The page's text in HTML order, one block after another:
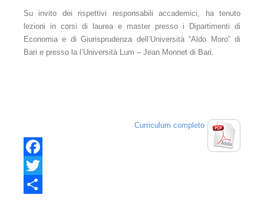
Regolamento
Servizi di segreteria
Su invito dei rispettivi responsabili accademici, ha tenuto
lezioni in corsi di laurea e master presso i Dipartimenti di
Economia e di Giurisprudenza dell’Università “Aldo Moro” di
Bari e presso la l’Università Lum – Jean Monnet di Bari.
Curriculum comp leto
Facebook
Twitter